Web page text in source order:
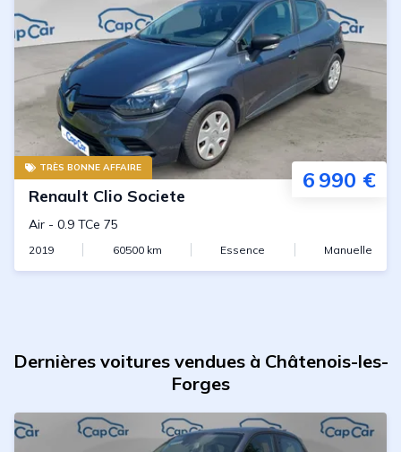
TRÈS BONNE AFFAIRE 6 990 €
Renault Clio Societe
Air - 0.9 TCe 75
2019 60500km Essence Manuelle
Dernières voitures vendues à Châtenois-les-
Forges